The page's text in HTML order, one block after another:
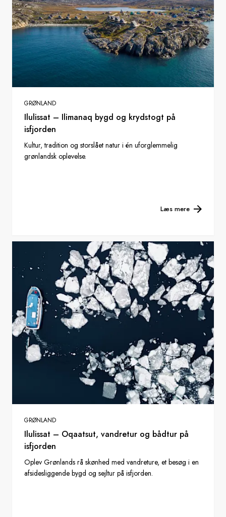
GRØNLAND
Ilulissat – Ilimanaq bygd og krydstogt på
isfjorden
Kultur, tradition og storslået natur i én uforglemmelig
grønlandsk oplevelse.
Læs mere
GRØNLAND
Ilulissat – Oqaatsut, vandretur og bådtur på
isfjorden
Oplev Grønlands rå skønhed med vandreture, et besøg i en
afsidesliggende bygd og sejltur på isfjorden.